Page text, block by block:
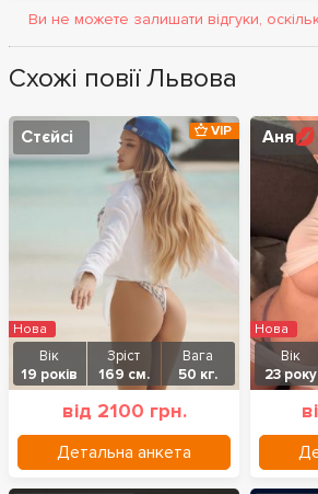
Ви не можете залишати відгуки,
Схожі повії Львова
Стєйсі
Вік
19 років
Зріст
169 см.
Вага
50 кг.
від 2100 грн.
Детальна анкета
VIP
Нова
Аня💋
Вік
23 року
Нова